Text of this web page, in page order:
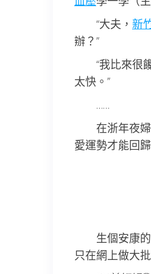
“大夫， 新
辦？”
“我比來很
太快。”
……
在浙年夜
愛運勢才能回
生個安康
只在網上做大